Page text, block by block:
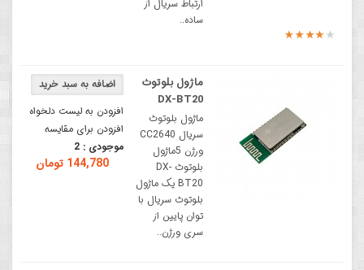
ارتباط سریال از
ساده..
افزودن به لیست دلخواه
افزودن برای مقایسه
موجودی : 2
144,780 تومان
ماژول بلوتوث
DX-BT20
ماژول بلوتوث
سریال CC2640
ورژن 5ماژول
بلوتوث DX-
BT20 یک ماژول
بلوتوث سریال با
توان پایین از
سری ورژن..